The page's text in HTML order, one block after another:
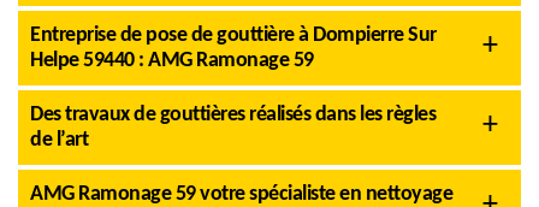
Entreprise de pose de gouttière à Dompierre Sur
Helpe 59440 : AMG Ramonage 59
Des travaux de gouttières réalisés dans les règles
de l’art
AMG Ramonage 59 votre spécialiste en nettoyage